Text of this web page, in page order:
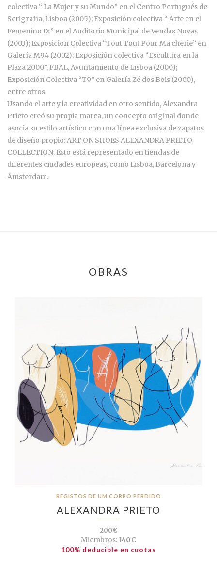
colectiva “ La Mujer y su Mundo” en el Centro Portugués de
Serigrafía, Lisboa (2005); Exposición colectiva “ Arte en el
Femenino IX” en el Auditorio Municipal de Vendas Novas
(2003); Exposición Colectiva “Tout Tout Pour Ma cherie” en
Galería M94 (2002); Exposición colectiva “Escultura en la
Plaza 2000”, FBAL, Ayuntamiento de Lisboa (2000);
Exposición Colectiva “T9” en Galería Zé dos Bois (2000),
entre otros.
Usando el arte y la creatividad en otro sentido, Alexandra
Prieto creó su propia marca, un concepto original donde
asocia su estilo artístico con una línea exclusiva de zapatos
de diseño propio: ART ON SHOES ALEXANDRA PRIETO
COLLECTION. Esto está representado en tiendas de
diferentes ciudades europeas, como Lisboa, Barcelona y
Ámsterdam.
OBRAS
REGISTOS DE UM CORPO PERDIDO
ALEXANDRA PRIETO
200€
Miembros: 140€
100% deducible en cuotas